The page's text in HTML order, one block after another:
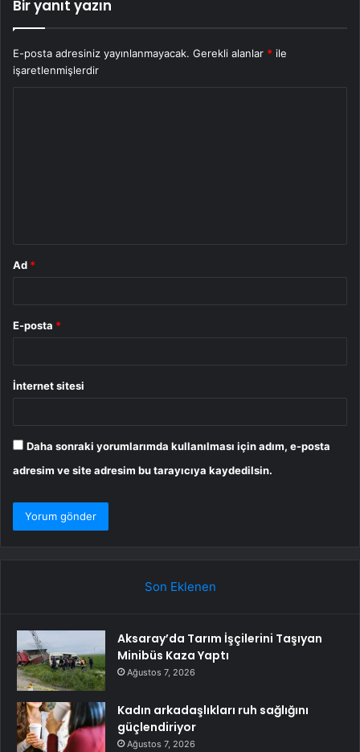
Bir yanıt yazın
E-posta adresiniz yayınlanmayacak. Gerekli alanlar * ile
işaretlenmişlerdir
Ad *
E-posta *
İnternet sitesi
Daha sonraki yorumlarımda kullanılması için adım, e-posta
adresim ve site adresim bu tarayıcıya kaydedilsin.
Son Eklenen
Aksaray’da Tarım İşçilerini Taşıyan
Minibüs Kaza Yaptı
Ağustos 7, 2026
Kadın arkadaşlıkları ruh sağlığını
güçlendiriyor
Ağustos 7, 2026